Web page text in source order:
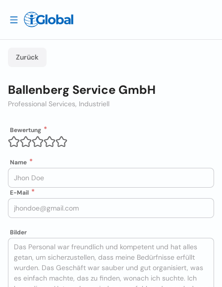
Zurück
Ballenberg Service GmbH
Professional Services, Industriell
Bewertung
Name
E-Mail
Bilder